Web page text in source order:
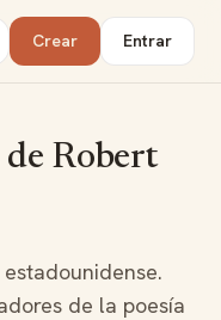
Crear Entrar
de Robert
de la poesía